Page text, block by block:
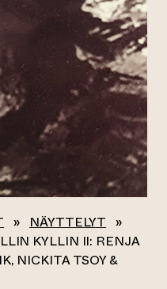
» NÄYTTELYT »
KYLLIN II: RENJA
NICKITA TSOY &